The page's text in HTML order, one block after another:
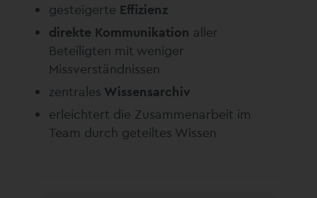
gesteigerte Effizienz
direkte Kommunikation aller
Beteiligten mit weniger
Missverständnissen
zentrales Wissensarchiv
erleichtert die Zusammenarbeit im
Team durch geteiltes Wissen